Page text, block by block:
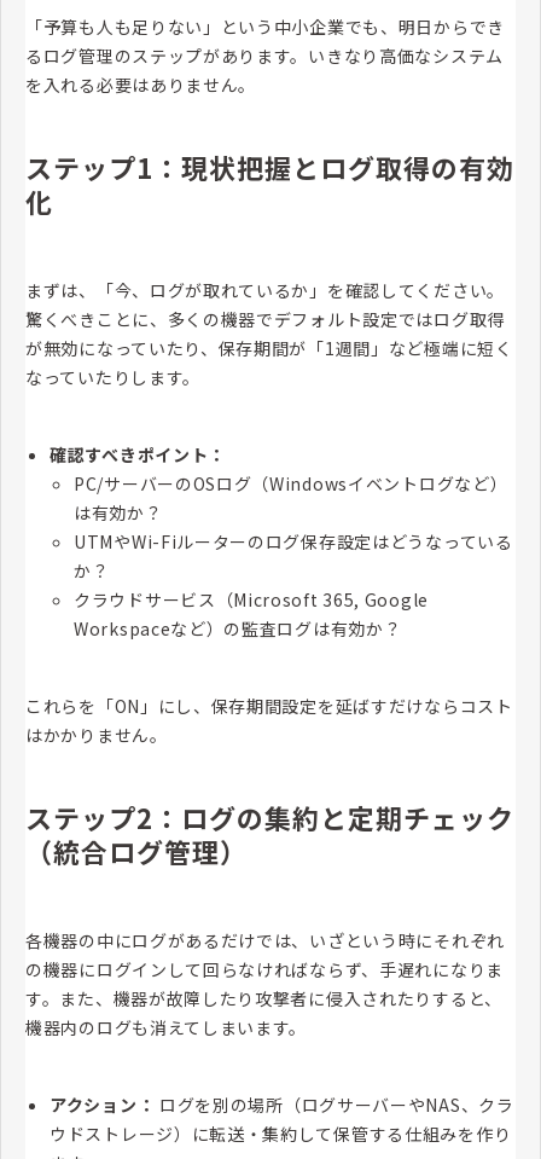
「予算も人も足りない」という中小企業でも、明日からでき
るログ管理のステップがあります。いきなり高価なシステム
を入れる必要はありません。
ステップ1：現状把握とログ取得の有効
化
まずは、「今、ログが取れているか」を確認してください。
驚くべきことに、多くの機器でデフォルト設定ではログ取得
が無効になっていたり、保存期間が「1週間」など極端に短く
なっていたりします。
確認すべきポイント：
PC/サーバーのOSログ（Windowsイベントログなど）
は有効か？
UTMやWi-Fiルーターのログ保存設定はどうなっている
か？
クラウドサービス（Microsoft 365, Google
Workspaceなど）の監査ログは有効か？
これらを「ON」にし、保存期間設定を延ばすだけならコスト
はかかりません。
ステップ2：ログの集約と定期チェック
（統合ログ管理）
各機器の中にログがあるだけでは、いざという時にそれぞれ
の機器にログインして回らなければならず、手遅れになりま
す。また、機器が故障したり攻撃者に侵入されたりすると、
機器内のログも消えてしまいます。
アクション： ログを別の場所（ログサーバーやNAS、クラ
ウドストレージ）に転送・集約して保管する仕組みを作り